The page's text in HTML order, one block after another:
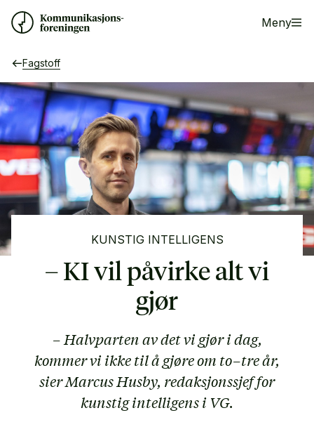
Meny
Fagstoff
KUNSTIG INTELLIGENS
– KI vil påvirke alt vi
gjør
– Halvparten av det vi gjør i dag,
kommer vi ikke til å gjøre om to–tre år,
sier Marcus Husby, redaksjonssjef for
kunstig intelligens i VG.